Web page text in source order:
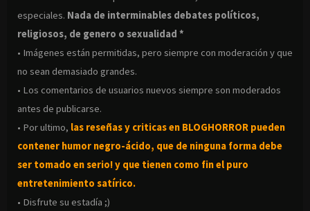
especiales. Nada de interminables debates políticos,
religiosos, de genero o sexualidad *
• Imágenes están permitidas, pero siempre con moderación y que
no sean demasiado grandes.
• Los comentarios de usuarios nuevos siempre son moderados
antes de publicarse.
• Por ultimo, las reseñas y criticas en BLOGHORROR pueden
contener humor negro-ácido, que de ninguna forma debe
ser tomado en serio! y que tienen como fin el puro
entretenimiento satírico.
• Disfrute su estadía ;)